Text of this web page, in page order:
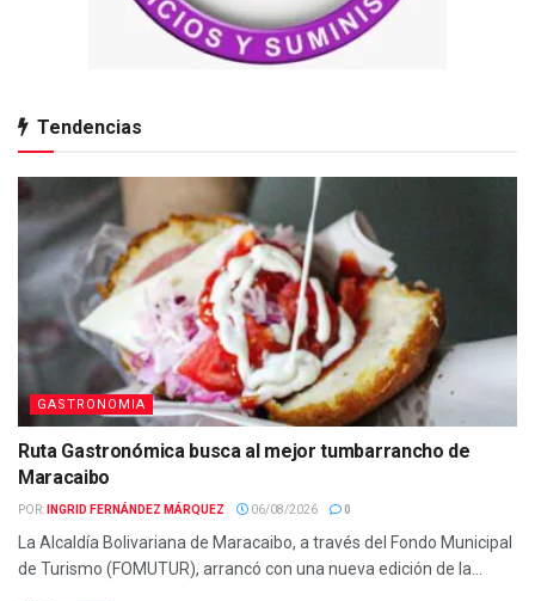
Tendencias
GASTRONOMIA
Ruta Gastronómica busca al mejor tumbarrancho de
Maracaibo
POR: INGRID FERNÁNDEZ MÁRQUEZ 06/08/2026 0
La Alcaldía Bolivariana de Maracaibo, a través del Fondo Municipal
de Turismo (FOMUTUR), arrancó con una nueva edición de la...